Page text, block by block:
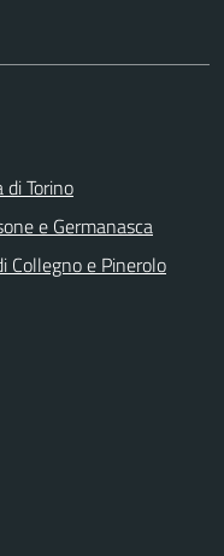
Torino
e Germanasca
Collegno e Pinerolo